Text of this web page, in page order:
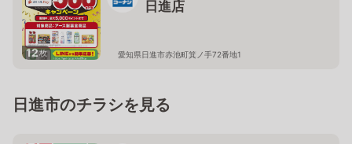
12枚
日進店
愛知県日進市赤池町箕ノ手72番地1
日進市のチラシを見る